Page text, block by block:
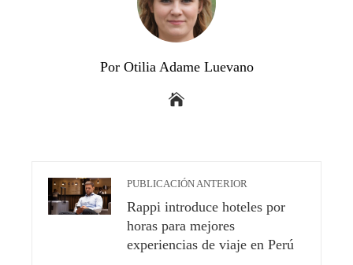
Por Otilia Adame Luevano
PUBLICACIÓN ANTERIOR
Rappi introduce hoteles por
horas para mejores
experiencias de viaje en Perú